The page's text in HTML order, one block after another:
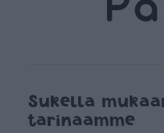
Sukella
tarinaamme